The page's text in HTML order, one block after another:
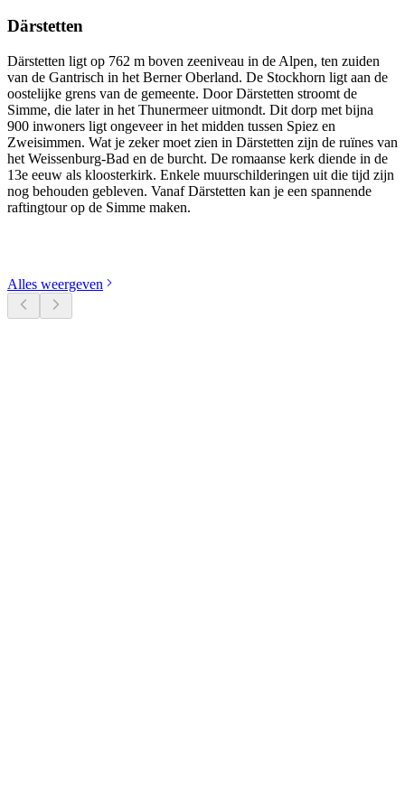
Därstetten
Därstetten ligt op 762 m boven zeeniveau in de Alpen, ten zuiden
van de Gantrisch in het Berner Oberland. De Stockhorn ligt aan de
oostelijke grens van de gemeente. Door Därstetten stroomt de
Simme, die later in het Thunermeer uitmondt. Dit dorp met bijna
900 inwoners ligt ongeveer in het midden tussen Spiez en
Zweisimmen. Wat je zeker moet zien in Därstetten zijn de ruïnes van
het Weissenburg-Bad en de burcht. De romaanse kerk diende in de
13e eeuw als kloosterkirk. Enkele muurschilderingen uit die tijd zijn
nog behouden gebleven. Vanaf Därstetten kan je een spannende
raftingtour op de Simme maken.
Alles weergeven